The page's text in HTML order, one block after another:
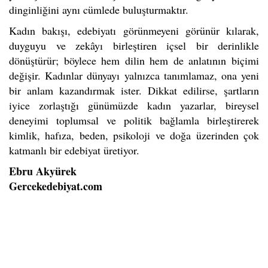
dinginliğini aynı cümlede buluşturmaktır.
Kadın bakışı, edebiyatı görünmeyeni görünür kılarak,
duyguyu ve zekâyı birleştiren içsel bir derinlikle
dönüştürür; böylece hem dilin hem de anlatının biçimi
değişir. Kadınlar dünyayı yalnızca tanımlamaz, ona yeni
bir anlam kazandırmak ister. Dikkat edilirse, şartların
iyice zorlaştığı günümüzde kadın yazarlar, bireysel
deneyimi toplumsal ve politik bağlamla birleştirerek
kimlik, hafıza, beden, psikoloji ve doğa üzerinden çok
katmanlı bir edebiyat üretiyor.
Ebru Akyürek
Gercekedebiyat.com